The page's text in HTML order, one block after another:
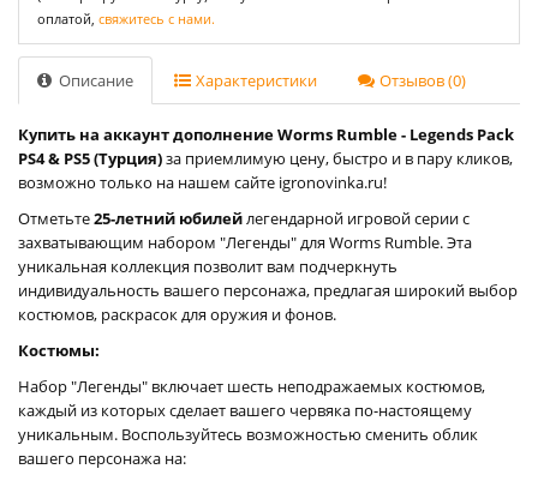
оплатой, свяжитесь с нами.
Описание Характеристики Отзывов (0)
Купить на аккаунт дополнение Worms Rumble - Legends Pack
PS4 & PS5 (Турция)за приемлимую цену, быстро и в пару кликов,
возможно только на нашем сайте igronovinka.ru!
Отметьте25-летний юбилейлегендарной игровой серии с
захватывающим набором "Легенды" для Worms Rumble. Эта
уникальная коллекция позволит вам подчеркнуть
индивидуальность вашего персонажа, предлагая широкий выбор
костюмов, раскрасок для оружия и фонов.
Костюмы:
Набор "Легенды" включает шесть неподражаемых костюмов,
каждый из которых сделает вашего червяка по-настоящему
уникальным. Воспользуйтесь возможностью сменить облик
вашего персонажа на: